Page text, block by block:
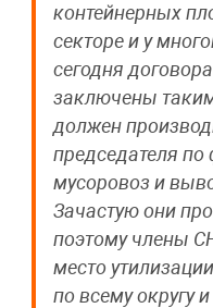
контейнерных
секторе и у
сегодня
заключены
должен
председателя
мусоровоз и
Зачастую они
поэтому члены
место
по всему округу